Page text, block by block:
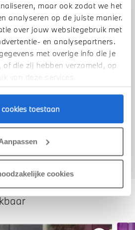
maar ook zodat we het
analyseren op de juiste manier.
over jouw websitegebruik met
en analysepartners.
met overige info die je
of die zij hebben verzameld, op
van deze services.
cookies toestaan
cookies